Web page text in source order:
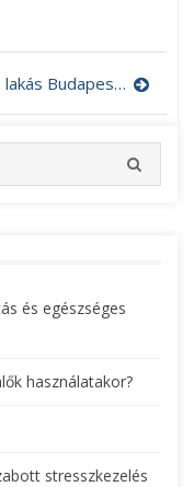
Eladó lakás Budapest 4. kerületében kedvező feltételekkel
E
és egészséges
használatakor?
stresszkezelés